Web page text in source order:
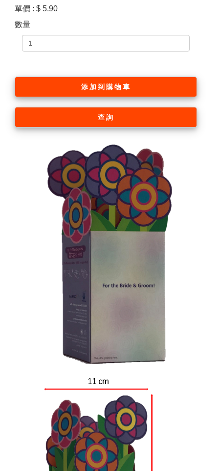
單價 : $ 5.90
數量
添加到購物車
查詢